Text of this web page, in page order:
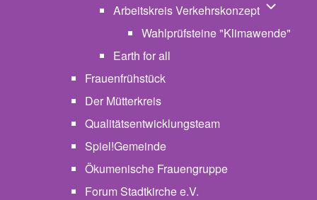
Arbeitskreis Verkehrskonzept
Wahlprüfsteine "Klimawende"
Earth for all
Frauenfrühstück
Der Mütterkreis
Qualitätsentwicklungsteam
Spiel!Gemeinde
Ökumenische Frauengruppe
Forum Stadtkirche e.V.